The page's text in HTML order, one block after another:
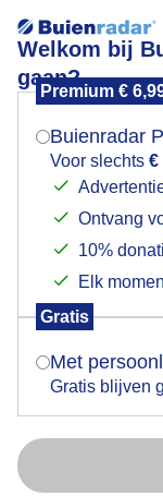
Welkom bij
gaan?
Premium €
Buienradar
Voor slechts €
Ontvang
10%
Elk
Gratis
Met
Gratis blijven
Ochtendgloren!
Zonopkomst!
Mogen we
Indien je hier
verschijnt er
Is